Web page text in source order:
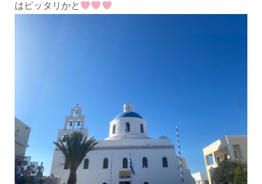
はピッタリかと